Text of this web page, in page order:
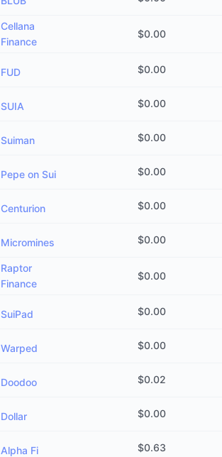
Cellana
Finance
$0.00
FUD $0.00
SUIA $0.00
Suiman $0.00
Pepe on Sui $0.00
Centurion $0.00
Micromines $0.00
Raptor
Finance
$0.00
SuiPad $0.00
Warped $0.00
Doodoo $0.02
Dollar $0.00
Alpha Fi $0.63